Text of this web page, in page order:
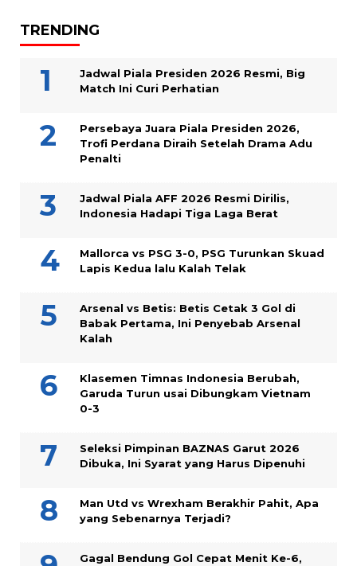
TRENDING
Jadwal Piala Presiden 2026 Resmi, Big
Match Ini Curi Perhatian
Persebaya Juara Piala Presiden 2026,
Trofi Perdana Diraih Setelah Drama Adu
Penalti
Jadwal Piala AFF 2026 Resmi Dirilis,
Indonesia Hadapi Tiga Laga Berat
Mallorca vs PSG 3-0, PSG Turunkan Skuad
Lapis Kedua lalu Kalah Telak
Arsenal vs Betis: Betis Cetak 3 Gol di
Babak Pertama, Ini Penyebab Arsenal
Kalah
Klasemen Timnas Indonesia Berubah,
Garuda Turun usai Dibungkam Vietnam
0-3
Seleksi Pimpinan BAZNAS Garut 2026
Dibuka, Ini Syarat yang Harus Dipenuhi
Man Utd vs Wrexham Berakhir Pahit, Apa
yang Sebenarnya Terjadi?
Gagal Bendung Gol Cepat Menit Ke-6,